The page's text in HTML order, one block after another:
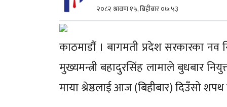
२०८२ श्रावण १५, बिहीबार ०७:५३
काठमाडौं । बागमती प्रदेश सरकारका
मुख्यमन्त्री बहादुरसिंह लामाले बुधबार
माया श्रेष्ठलाई आज (बिहीबार) दिउँसो